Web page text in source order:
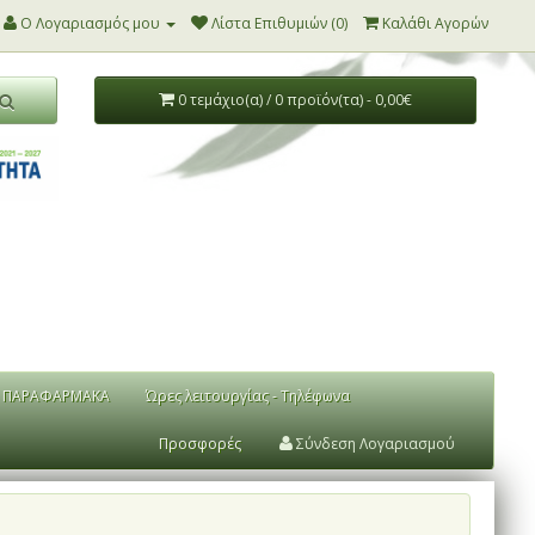
Ο Λογαριασμός μου Λίστα Επιθυμιών (0) Καλάθι Αγορών
0 τεμάχιο(α) / 0 προϊόν(τα) - 0,00€
ΠΑΡΑΦΑΡΜΑΚΑ Ώρες λειτουργίας - Τηλέφωνα
Προσφορές Σύνδεση Λογαριασμού